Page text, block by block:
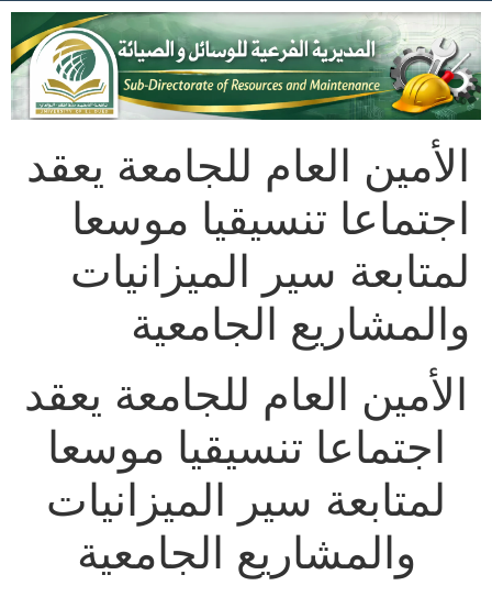
الأمين العام للجامعة يعقد
اجتماعا تنسيقيا موسعا
لمتابعة سير الميزانيات
والمشاريع الجامعية
الأمين العام للجامعة يعقد
اجتماعا تنسيقيا موسعا
لمتابعة سير الميزانيات
والمشاريع الجامعية